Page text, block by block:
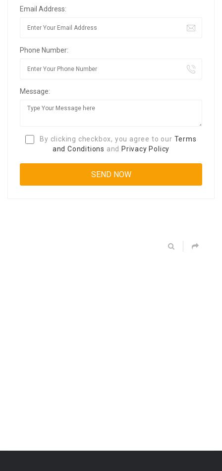
Email Address:
Phone Number:
Message:
By clicking checkbox, you agree to our Terms
and Conditions and Privacy Policy